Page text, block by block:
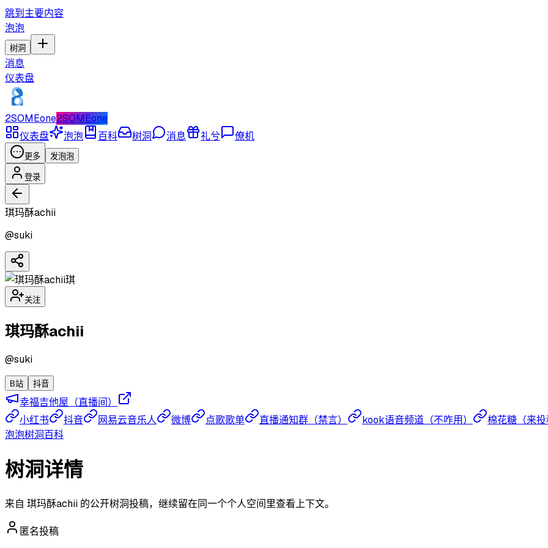
跳到主要内容
泡泡
树洞
消息
仪表盘
2SOMEone2SOMEone
仪表盘
泡泡 百科 树洞 消息 礼兮 僚机
更多 发泡泡
登录
琪玛酥achii
@suki
琪
关注
琪玛酥achii
@suki
B站 抖音
幸福吉他屋（直播间）
小红书
抖音 网易云音乐人 微博 点歌歌单 直播通知群（禁言） kook语音频道（不咋用）
棉花糖（来
泡泡树洞百科
树洞详情
来自 琪玛酥achii 的公开树洞投稿，继续留在同一个个人空间里查看上下文。
匿名投稿